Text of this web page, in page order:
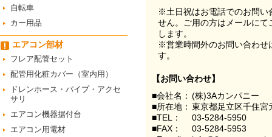
自転車
カー用品
エアコン部材
フレア配管セット
配管用化粧カバー（室内用）
ドレンホース・パイプ・アクセ
サリ
エアコン機器据付台
エアコン用電材
※土日祝はお電話でのお問い
せん。ご用の方はメールに
します。
※営業時間外のお問い合わせ
す。
【お問い合わせ】
■会社名： (株)3Aカンパニー
■所在地： 東京都足立区千住
■TEL：
03-5284-5950
■FAX：
03-5284-5953